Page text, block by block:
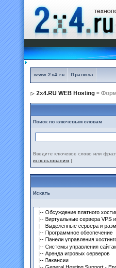
www.2x4.ru Правила
2x4.RU WEB Hosting >
Поиск по ключевым словам
Введите ключевое слово или
использованию ]
Искать